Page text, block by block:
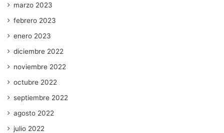
marzo 2023
febrero 2023
enero 2023
diciembre 2022
noviembre 2022
octubre 2022
septiembre 2022
agosto 2022
julio 2022